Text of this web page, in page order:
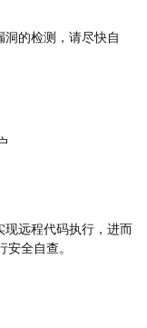
的检测，请尽快自
现远程代码执行，进而
全自查。